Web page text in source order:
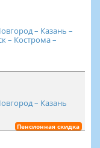
– Казань –
– Кострома –
– Казань
Пенсионная скидка